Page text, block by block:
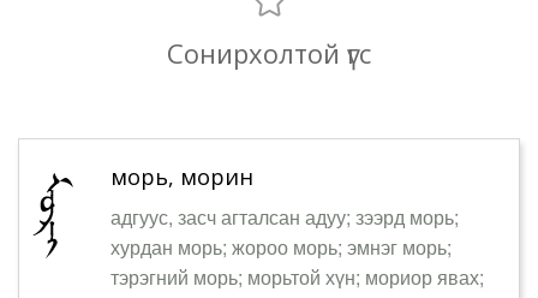
Сонирхолтой үгс
морь, морин
адгуус, засч агталсан адуу; зээрд морь;
хурдан морь; жороо морь; эмнэг морь;
тэрэгний морь; морьтой хүн; мориор явах;